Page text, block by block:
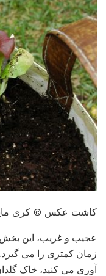
کاشت عکس © کری
عجیب و غریب، این بخش
زمان کمتری را می
آوری می کنید، خاک